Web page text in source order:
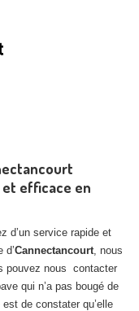
efficace en
d’un service rapide et
d’Cannectancourt, nous
pouvez nous contacter
qui n’a pas bougé de
de constater qu’elle